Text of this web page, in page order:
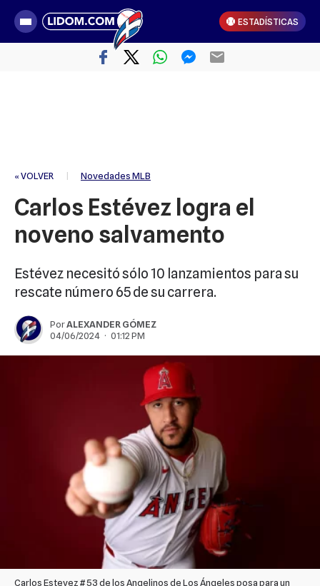
ESTADÍSTICAS
« VOLVER | Novedades MLB
Carlos Estévez logra el
noveno salvamento
Estévez necesitó sólo 10 lanzamientos para su
rescate número 65 de su carrera.
PorALEXANDER GÓMEZ
04/06/2024 · 01:12 PM
Carlos Estevez # 53 de los Angelinos de Los Ángeles posa para un